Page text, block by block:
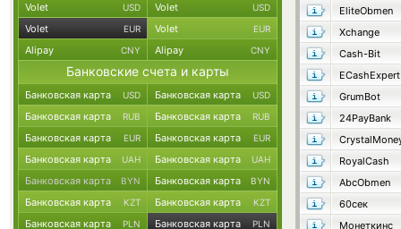
EliteObmen
Xchange
Cash-Bit
ECashExpert
GrumBot
24PayBank
RoyalCash
AbcObmen
60сек
Монеткинс
Volet USD Volet USD
Volet EUR Volet EUR
Alipay CNY Alipay CNY
Банковские счета и карты
Банковская карта USD Банковская карта USD
Банковская карта RUB Банковская карта RUB
Банковская карта EUR Банковская карта EUR
Банковская карта UAH Банковская карта UAH
Банковская карта BYN Банковская карта BYN
Банковская карта KZT Банковская карта KZT
Банковская карта PLN Банковская карта PLN